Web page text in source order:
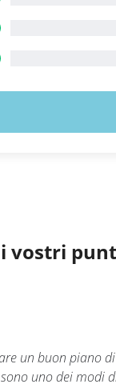
vostri
un buon piano
uno dei modi